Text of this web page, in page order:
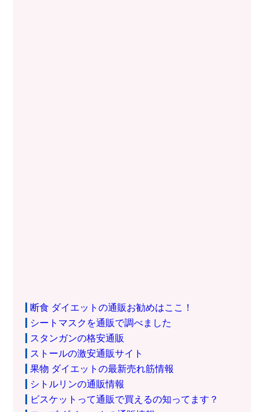
断食 ダイエットの通販お勧めはここ！
シートマスクを通販で調べました
スタンガンの格安通販
ストールの激安通販サイト
果物 ダイエットの最新売れ筋情報
シトルリンの通販情報
ビスケットって通販で買えるの知ってます？